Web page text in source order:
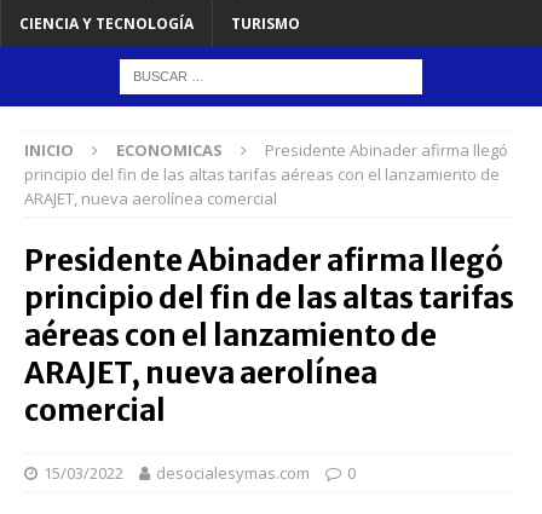
CIENCIA Y TECNOLOGÍA TURISMO
INICIO ECONOMICAS
Presidente Abinader afirma llegó
principio del fin de las altas tarifas aéreas con el lanzamiento de
ARAJET, nueva aerolínea comercial
Presidente Abinader afirma llegó
principio del fin de las altas tarifas
aéreas con el lanzamiento de
ARAJET, nueva aerolínea
comercial
15/03/2022 desocialesymas.com 0